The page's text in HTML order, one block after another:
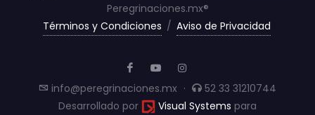
Peregrinaciones.mx®
Términos y Condiciones / Aviso de Privacidad
info@peregrinaciones.mx ·
52 33 31210744
Desarrollado por
Visual Systems para